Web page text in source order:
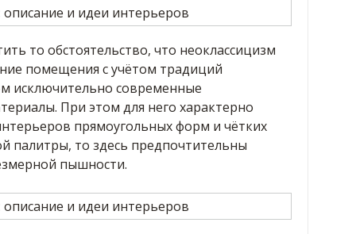
то обстоятельство, что неоклассицизм
помещения с учётом традиций
исключительно современные
При этом для него характерно
прямоугольных форм и чётких
палитры, то здесь предпочтительны
пышности.